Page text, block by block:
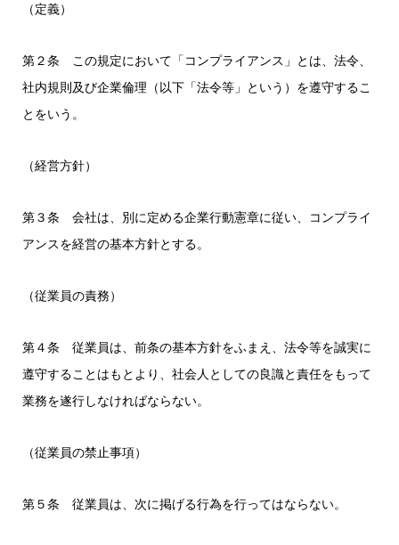
（定義）
第２条 この規定において「コンプライアンス」とは、法令、
社内規則及び企業倫理（以下「法令等」という）を遵守するこ
とをいう。
（経営方針）
第３条 会社は、別に定める企業行動憲章に従い、コンプライ
アンスを経営の基本方針とする。
（従業員の責務）
第４条 従業員は、前条の基本方針をふまえ、法令等を誠実に
遵守することはもとより、社会人としての良識と責任をもって
業務を遂行しなければならない。
（従業員の禁止事項）
第５条 従業員は、次に掲げる行為を行ってはならない。